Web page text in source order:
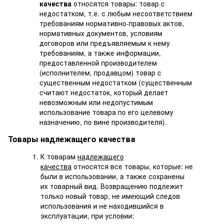
качества относятся товары: товар с
недостатком, т.е. с любым несоответствием
требованиям нормативно-правовых актов,
нормативных документов, условиям
договоров или предъявляемым к нему
требованиям, а также информации,
предоставленной производителем
(исполнителем, продавцом) товар с
существенным недостатком (существенным
считают недостаток, который делает
невозможным или недопустимым
использование товара по его целевому
назначению, по вине производителя).
Товары надлежащего качества
К товарам надлежащего
качества относятся все товары, которые: не
были в использовании, а также сохранены
их товарный вид. Возвращению подлежит
только новый товар, не имеющий следов
использования и не находившийся в
эксплуатации, при условии: